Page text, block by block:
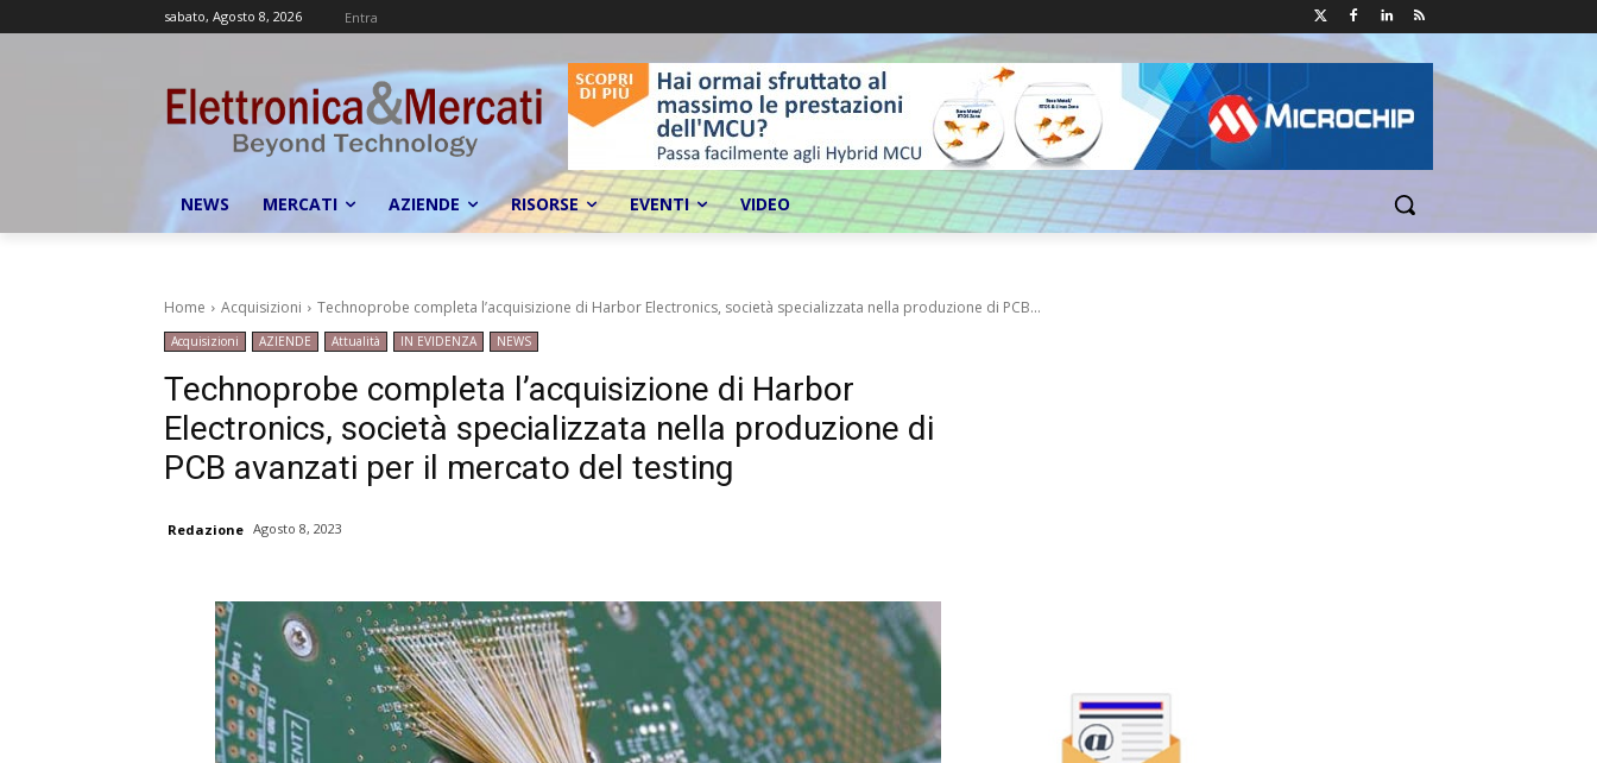
sabato, Agosto 8, 2026 Entra
NEWS MERCATI AZIENDE RISORSE EVENTI VIDEO
Home Acquisizioni Technoprobe completa l’acquisizione di Harbor Electronics, società specializzata nella produzione di PCB...
Acquisizioni AZIENDE Attualità IN EVIDENZA NEWS
Technoprobe completa l’acquisizione di Harbor
Electronics, società specializzata nella produzione di
PCB avanzati per il mercato del testing
Redazione Agosto 8, 2023